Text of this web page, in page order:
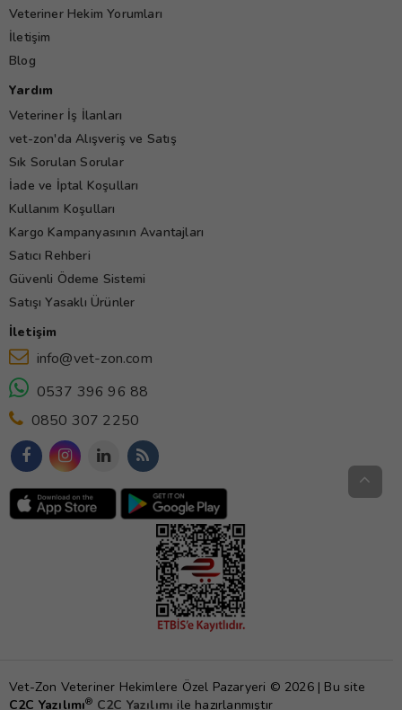
Veteriner Hekim Yorumları
İletişim
Blog
Yardım
Veteriner İş İlanları
vet-zon'da Alışveriş ve Satış
Sık Sorulan Sorular
İade ve İptal Koşulları
Kullanım Koşulları
Kargo Kampanyasının Avantajları
Satıcı Rehberi
Güvenli Ödeme Sistemi
Satışı Yasaklı Ürünler
İletişim
info@vet-zon.com
0537 396 96 88
0850 307 2250
Vet-Zon Veteriner Hekimlere Özel Pazaryeri © 2026 | Bu site
C2C Yazılımı® C2C Yazılımı ile hazırlanmıştır